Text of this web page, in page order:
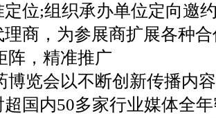
定位;组织承办单位定向邀
理商，为参展商扩展各种
阵，精准推广
博览会以不断创新传播内
国内50多家行业媒体全